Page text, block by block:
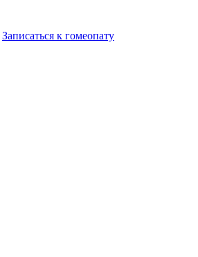
Записаться к гомеопату